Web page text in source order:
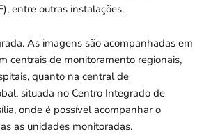
entre outras instalações.
As imagens são acompanhadas em
centrais de monitoramento regionais,
quanto na central de
situada no Centro Integrado de
onde é possível acompanhar o
as unidades monitoradas.